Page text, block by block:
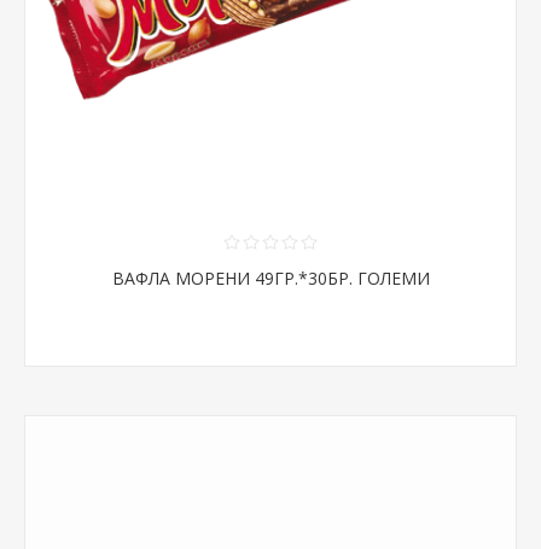
ВАФЛА МОРЕНИ 49ГР.*30БР. ГОЛЕМИ